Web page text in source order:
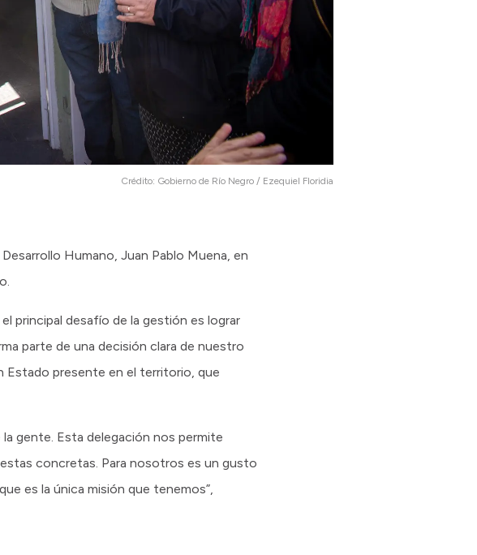
Crédito: Gobierno de Río Negro / Ezequiel Floridia
Humano, Juan Pablo Muena, en
principal desafío de la gestión es lograr
parte de una decisión clara de nuestro
Estado presente en el territorio, que
gente. Esta delegación nos permite
concretas. Para nosotros es un gusto
es la única misión que tenemos”,